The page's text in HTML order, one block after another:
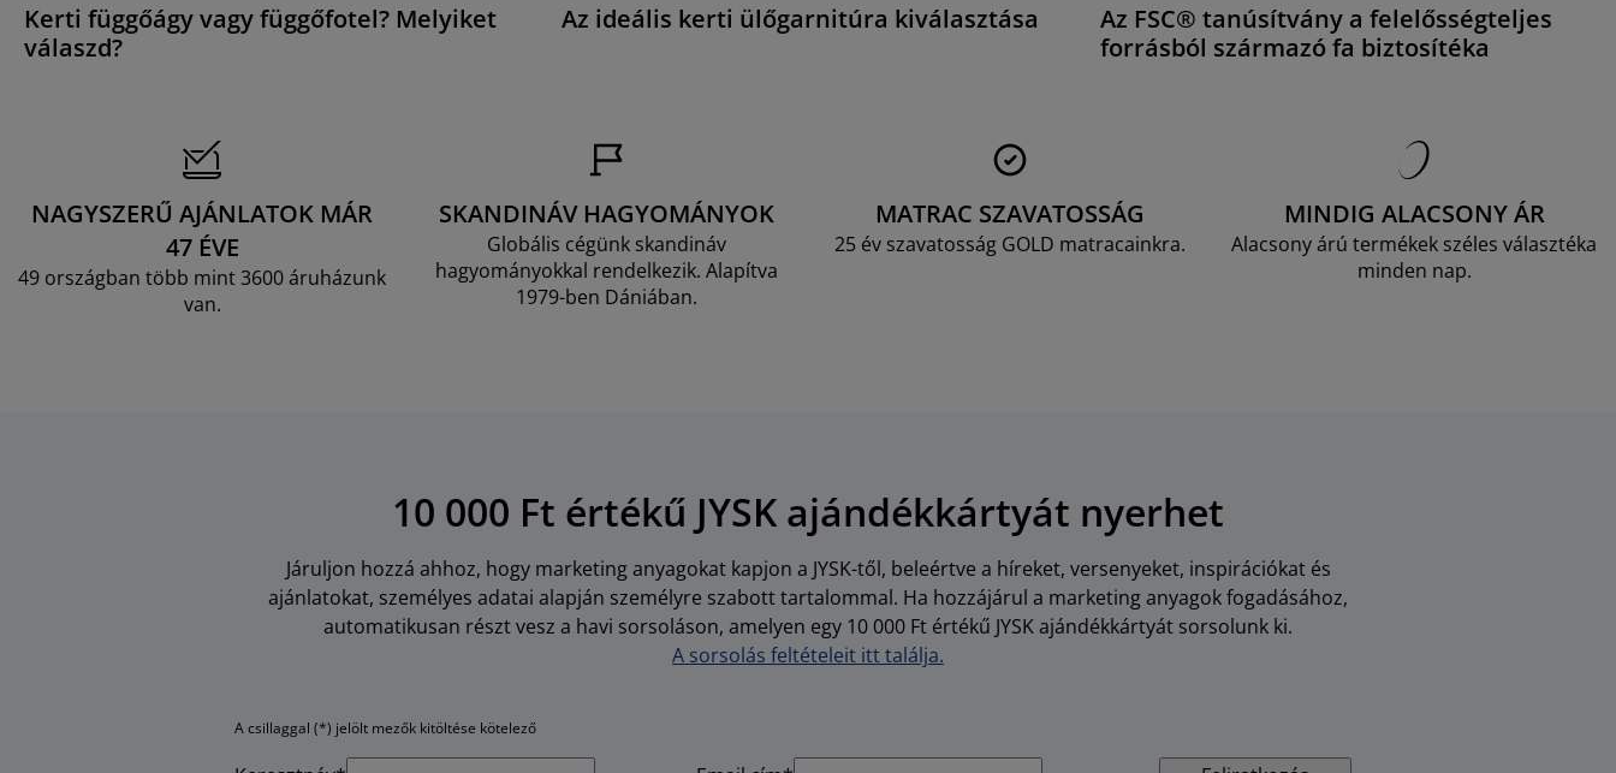
Kerti függőágy vagy függőfotel? Melyiket
válaszd?
Az ideális kerti ülőgarnitúra kiválasztása
Az FSC® tanúsítvány a felelősségteljes
forrásból származó fa biztosítéka
NAGYSZERŰ AJÁNLATOK MÁR
47 ÉVE
49 országban több mint 3600 áruházunk
van.
SKANDINÁV HAGYOMÁNYOK
Globális cégünk skandináv
hagyományokkal rendelkezik. Alapítva
1979-ben Dániában.
MATRAC SZAVATOSSÁG
25 év szavatosság GOLD matracainkra.
MINDIG ALACSONY ÁR
Alacsony árú termékek széles választéka
minden nap.
10 000 Ft értékű JYSK ajándékkártyát nyerhet
Járuljon hozzá ahhoz, hogy marketing anyagokat kapjon a JYSK-től, beleértve a híreket, versenyeket, inspirációkat és
ajánlatokat, személyes adatai alapján személyre szabott tartalommal. Ha hozzájárul a marketing anyagok fogadásához,
automatikusan részt vesz a havi sorsoláson, amelyen egy 10 000 Ft értékű JYSK ajándékkártyát sorsolunk ki.
A sorsolás feltételeit itt találja.
A csillaggal (*) jelölt mezők kitöltése kötelező